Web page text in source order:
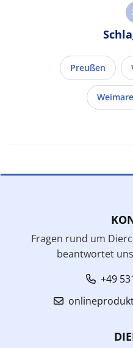
Preußen
Fragen rund um
beantwortet
+49